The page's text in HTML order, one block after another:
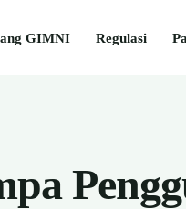
GIMNI Regulasi